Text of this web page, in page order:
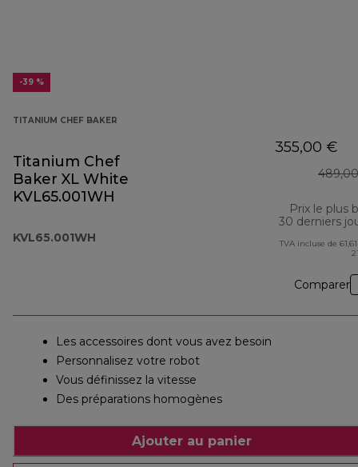
-39 %
TITANIUM CHEF BAKER
Titanium Chef
Baker XL White
KVL65.001WH
KVL65.001WH
355,00 €
Prix le plus
30 derniers
TVA incluse de
Comparer
Les accessoires dont vous avez besoin
Personnalisez votre robot
Vous définissez la vitesse
Des préparations homogènes
Ajouter au panier